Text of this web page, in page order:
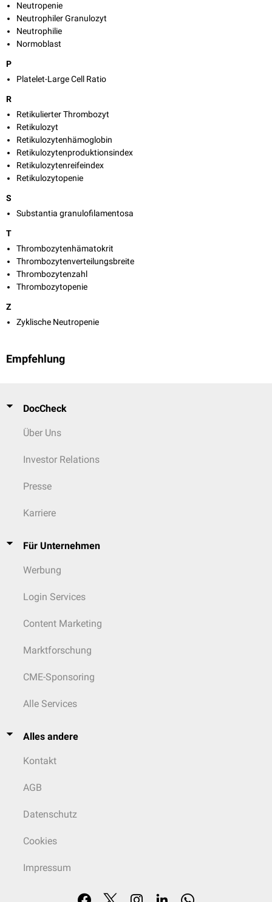
Neutropenie
Neutrophiler Granulozyt
Neutrophilie
Normoblast
P
Platelet-Large Cell Ratio
R
Retikulierter Thrombozyt
Retikulozyt
Retikulozytenhämoglobin
Retikulozytenproduktionsindex
Retikulozytenreifeindex
Retikulozytopenie
S
Substantia granulofilamentosa
T
Thrombozytenhämatokrit
Thrombozytenverteilungsbreite
Thrombozytenzahl
Thrombozytopenie
Z
Zyklische Neutropenie
Empfehlung
DocCheck
Über Uns
Investor Relations
Presse
Karriere
Für Unternehmen
Werbung
Login Services
Content Marketing
Marktforschung
CME-Sponsoring
Alle Services
Alles andere
Kontakt
AGB
Datenschutz
Cookies
Impressum